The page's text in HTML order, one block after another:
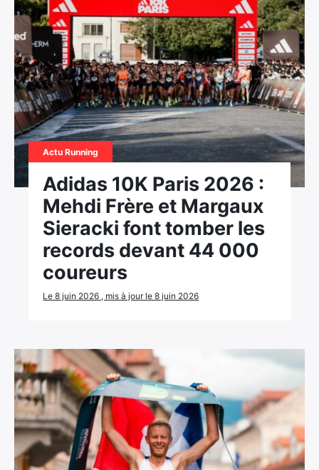
Actu Running
Adidas 10K Paris 2026 :
Mehdi Frère et Margaux
Sieracki font tomber les
records devant 44 000
coureurs
Le 8 juin 2026 , mis à jour le 8 juin 2026